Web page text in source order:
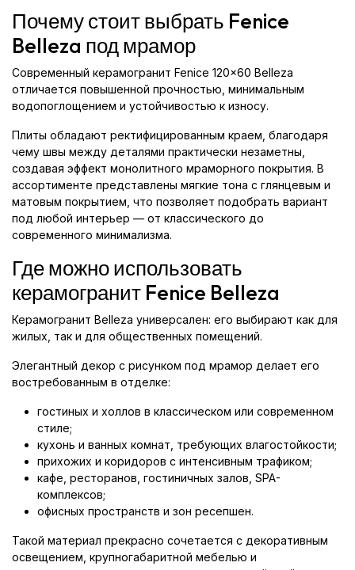
Почему стоит выбрать Fenice
Belleza под мрамор
Современный керамогранит Fenice 120x60 Belleza
отличается повышенной прочностью, минимальным
водопоглощением и устойчивостью к износу.
Плиты обладают ректифицированным краем, благодаря
чему швы между деталями практически незаметны,
создавая эффект монолитного мраморного покрытия. В
ассортименте представлены мягкие тона с глянцевым и
матовым покрытием, что позволяет подобрать вариант
под любой интерьер — от классического до
современного минимализма.
Где можно использовать
керамогранит Fenice Belleza
Керамогранит Belleza универсален: его выбирают как для
жилых, так и для общественных помещений.
Элегантный декор с рисунком под мрамор делает его
востребованным в отделке:
гостиных и холлов в классическом или современном
стиле;
кухонь и ванных комнат, требующих влагостойкости;
прихожих и коридоров с интенсивным трафиком;
кафе, ресторанов, гостиничных залов, SPA-
комплексов;
офисных пространств и зон ресепшен.
Такой материал прекрасно сочетается с декоративным
освещением, крупногабаритной мебелью и